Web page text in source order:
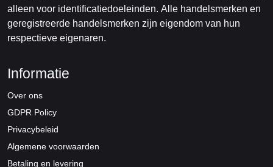
alleen voor identificatiedoeleinden. Alle handelsmerken en
geregistreerde handelsmerken zijn eigendom van hun
respectieve eigenaren.
Informatie
Over ons
GDPR Policy
Privacybeleid
Algemene voorwaarden
Betaling en levering